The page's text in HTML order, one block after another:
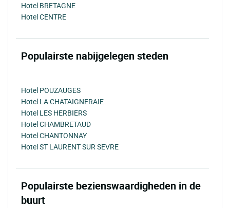
Hotel BRETAGNE
Hotel CENTRE
Populairste nabijgelegen steden
Hotel POUZAUGES
Hotel LA CHATAIGNERAIE
Hotel LES HERBIERS
Hotel CHAMBRETAUD
Hotel CHANTONNAY
Hotel ST LAURENT SUR SEVRE
Populairste bezienswaardigheden in de
buurt